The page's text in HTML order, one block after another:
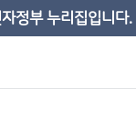
정부 누리집입니다.